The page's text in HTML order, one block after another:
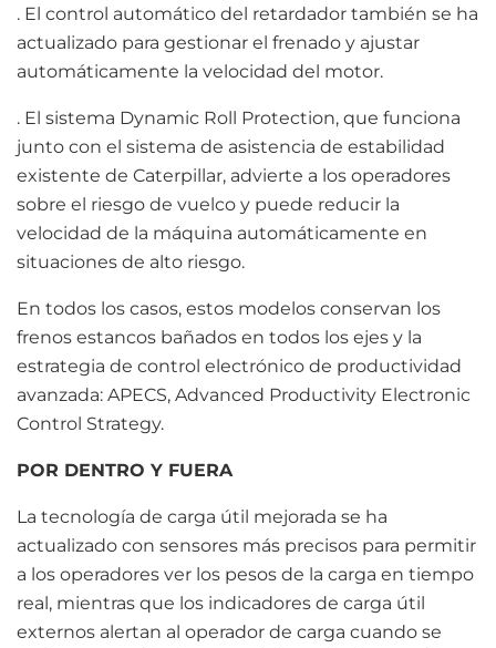
. El control automático del retardador también se ha
actualizado para gestionar el frenado y ajustar
automáticamente la velocidad del motor.
. El sistema Dynamic Roll Protection, que funciona
junto con el sistema de asistencia de estabilidad
existente de Caterpillar, advierte a los operadores
sobre el riesgo de vuelco y puede reducir la
velocidad de la máquina automáticamente en
situaciones de alto riesgo.
En todos los casos, estos modelos conservan los
frenos estancos bañados en todos los ejes y la
estrategia de control electrónico de productividad
avanzada: APECS, Advanced Productivity Electronic
Control Strategy.
POR DENTRO Y FUERA
La tecnología de carga útil mejorada se ha
actualizado con sensores más precisos para permitir
a los operadores ver los pesos de la carga en tiempo
real, mientras que los indicadores de carga útil
externos alertan al operador de carga cuando se